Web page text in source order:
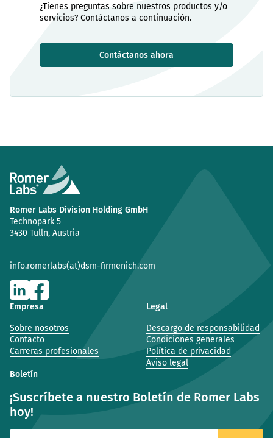
¿Tienes preguntas sobre nuestros productos y/o
servicios? Contáctanos a continuación.
Contáctanos ahora
Romer Labs Division Holding GmbH
Technopark 5
3430 Tulln, Austria
info.romerlabs(at)dsm-firmenich.com
Empresa
Sobre nosotros
Contacto
Carreras profesionales
Legal
Descargo de responsabilidad
Condiciones generales
Política de privacidad
Aviso legal
Boletín
¡Suscríbete a nuestro Boletín de Romer Labs
hoy!